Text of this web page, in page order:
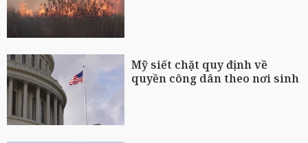
Mỹ siết chặt quy định về
quyền công dân theo nơi sinh